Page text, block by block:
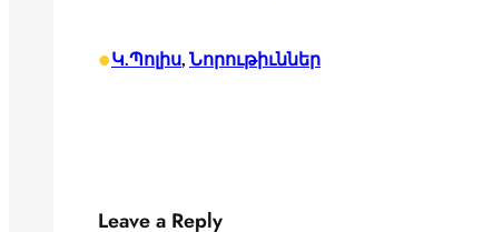
•Կ.Պոլիս, Նորութիւններ
Leave a Reply